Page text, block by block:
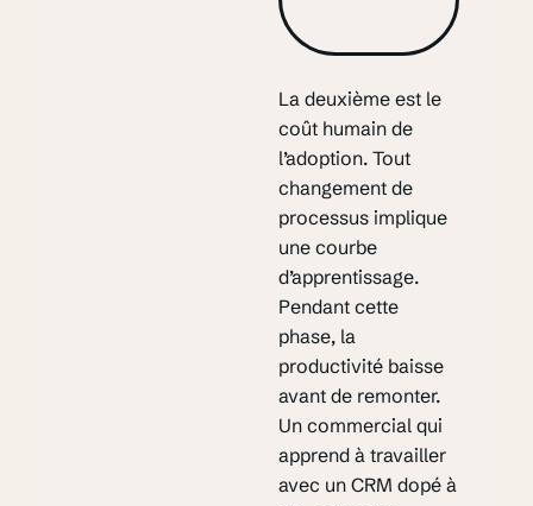
La deuxième est le
coût humain de
l’adoption. Tout
changement de
processus implique
une courbe
d’apprentissage.
Pendant cette
phase, la
productivité baisse
avant de remonter.
Un commercial qui
apprend à travailler
avec un CRM dopé à